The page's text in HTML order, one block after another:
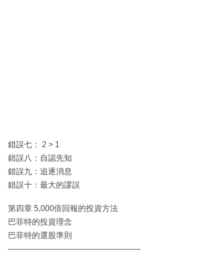
錯誤七： 2 > 1
錯誤八：自認先知
錯誤九：追逐消息
錯誤十：最大的謬誤
第四章 5,000倍回報的投資方法
巴菲特的投資理念
巴菲特的選股準則
————————————————–